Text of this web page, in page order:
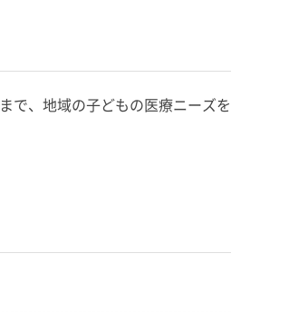
で、地域の子どもの医療ニーズを